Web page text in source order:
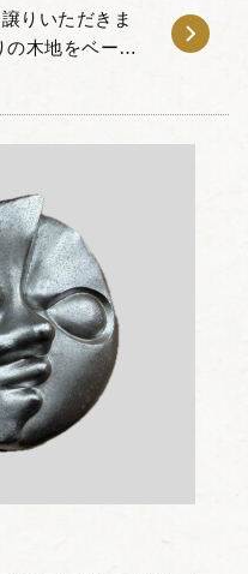
りいただきま
の木地をベース
の金具が目を